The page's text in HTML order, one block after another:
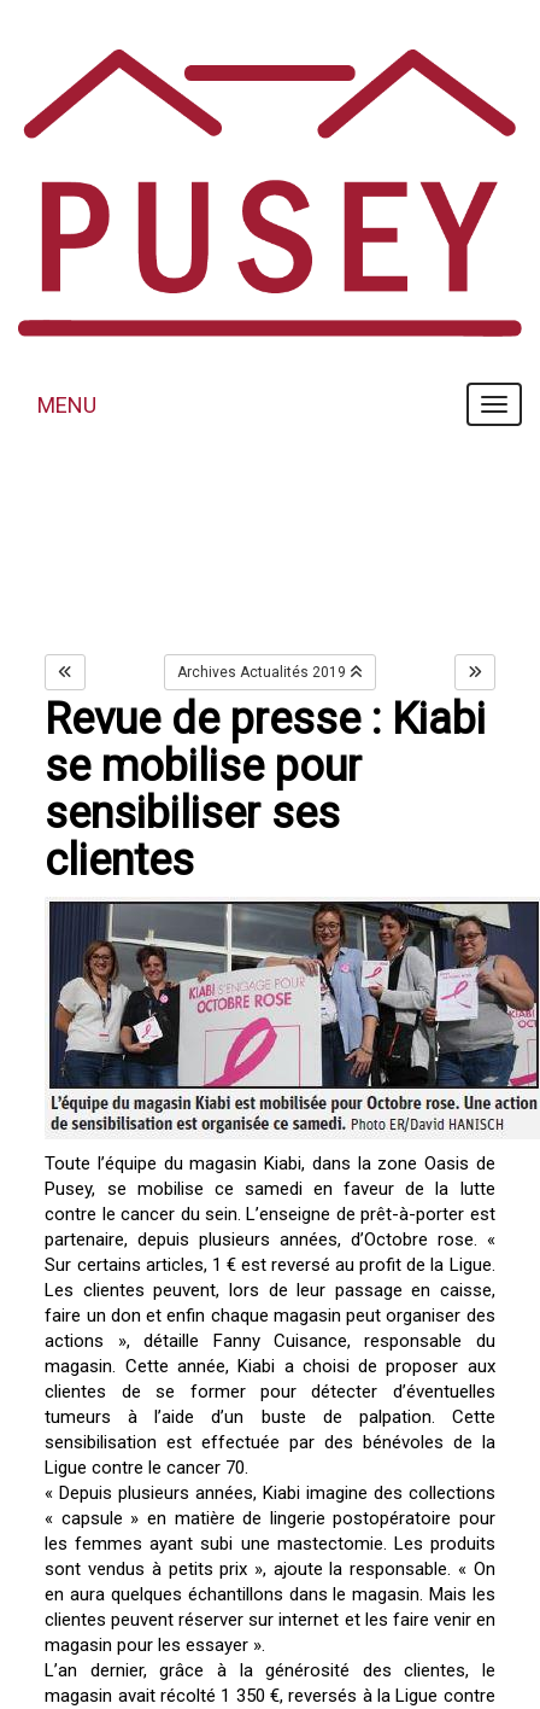
MENU
MENU
Archives Actualités 2019
Revue de presse : Kiabi
se mobilise pour
sensibiliser ses
clientes
Toute l’équipe du magasin Kiabi, dans la zone Oasis de
Pusey, se mobilise ce samedi en faveur de la lutte
contre le cancer du sein. L’enseigne de prêt-à-porter est
partenaire, depuis plusieurs années, d’Octobre rose. «
Sur certains articles, 1 € est reversé au profit de la Ligue.
Les clientes peuvent, lors de leur passage en caisse,
faire un don et enfin chaque magasin peut organiser des
actions », détaille Fanny Cuisance, responsable du
magasin. Cette année, Kiabi a choisi de proposer aux
clientes de se former pour détecter d’éventuelles
tumeurs à l’aide d’un buste de palpation. Cette
sensibilisation est effectuée par des bénévoles de la
Ligue contre le cancer 70.
« Depuis plusieurs années, Kiabi imagine des collections
« capsule » en matière de lingerie postopératoire pour
les femmes ayant subi une mastectomie. Les produits
sont vendus à petits prix », ajoute la responsable. « On
en aura quelques échantillons dans le magasin. Mais les
clientes peuvent réserver sur internet et les faire venir en
magasin pour les essayer ».
L’an dernier, grâce à la générosité des clientes, le
magasin avait récolté 1 350 €, reversés à la Ligue contre